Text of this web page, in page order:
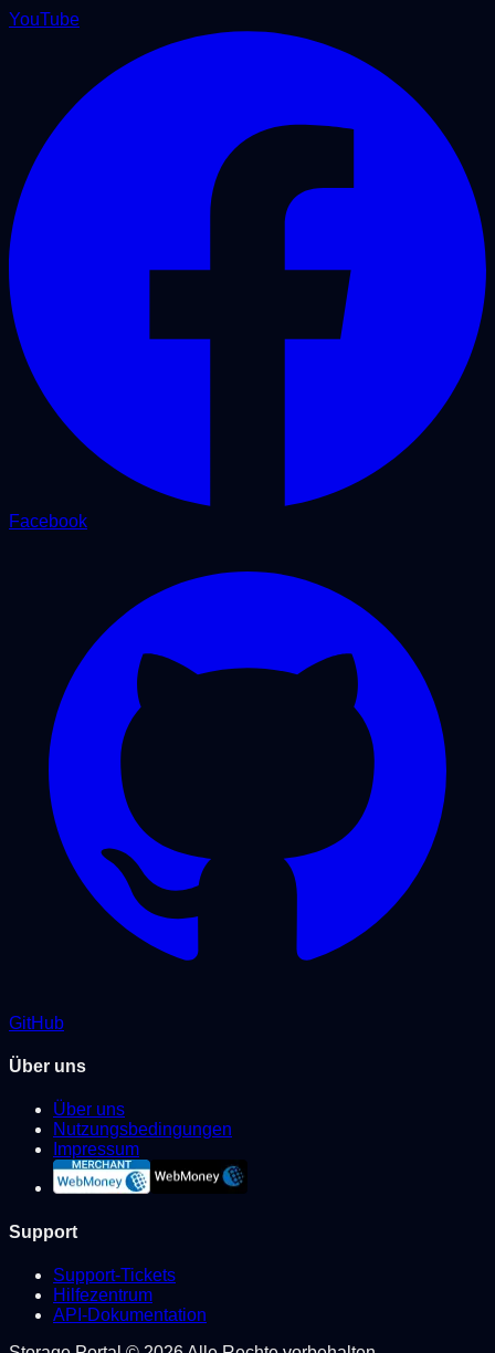
YouTube
Facebook
GitHub
Über uns
Über uns
Nutzungsbedingungen
Impressum
Support
Support-Tickets
Hilfezentrum
API-Dokumentation